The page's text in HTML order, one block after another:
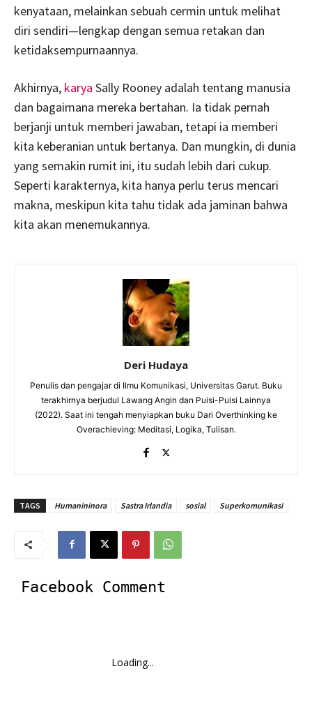
kenyataan, melainkan sebuah cermin untuk melihat
diri sendiri—lengkap dengan semua retakan dan
ketidaksempurnaannya.
Akhirnya, karya Sally Rooney adalah tentang manusia
dan bagaimana mereka bertahan. Ia tidak pernah
berjanji untuk memberi jawaban, tetapi ia memberi
kita keberanian untuk bertanya. Dan mungkin, di dunia
yang semakin rumit ini, itu sudah lebih dari cukup.
Seperti karakternya, kita hanya perlu terus mencari
makna, meskipun kita tahu tidak ada jaminan bahwa
kita akan menemukannya.
Deri Hudaya
Penulis dan pengajar di Ilmu Komunikasi, Universitas Garut. Buku
terakhirnya berjudul Lawang Angin dan Puisi-Puisi Lainnya
(2022). Saat ini tengah menyiapkan buku Dari Overthinking ke
Overachieving: Meditasi, Logika, Tulisan.
TAGS Humanininora Sastra Irlandia sosial Superkomunikasi
Facebook Comment
Loading...